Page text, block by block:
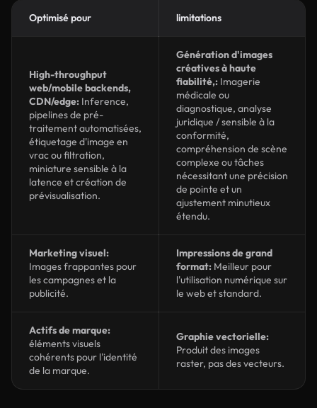
Optimisé pour limitations
High-throughput
web/mobile backends,
CDN/edge: Inference,
pipelines de pré-
traitement automatisées,
étiquetage d'image en
vrac ou filtration,
miniature sensible à la
latence et création de
prévisualisation.
Génération d'images
créatives à haute
fiabilité,: Imagerie
médicale ou
diagnostique, analyse
juridique / sensible à la
conformité,
compréhension de scène
complexe ou tâches
nécessitant une précision
de pointe et un
ajustement minutieux
étendu.
Marketing visuel:
Images frappantes pour
les campagnes et la
publicité.
Impressions de grand
format: Meilleur pour
l'utilisation numérique sur
le web et standard.
Actifs de marque:
éléments visuels
cohérents pour l'identité
de la marque.
Graphie vectorielle:
Produit des images
raster, pas des vecteurs.